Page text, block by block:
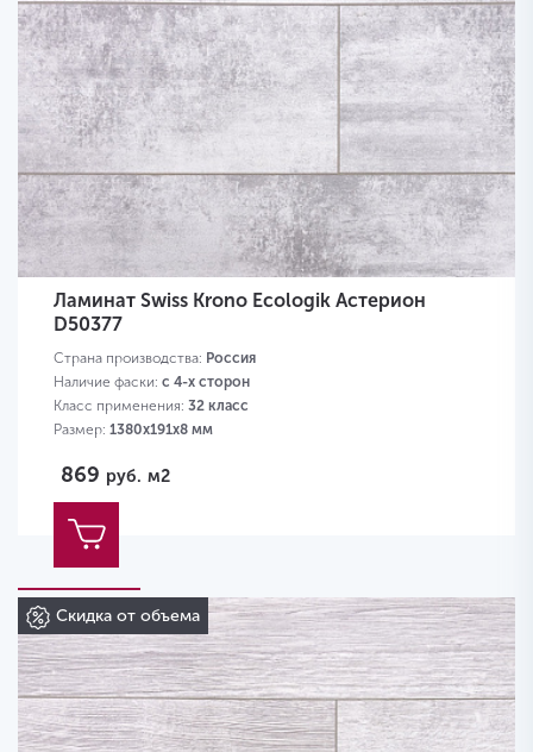
Ламинат Swiss Krono Ecologik Астерион
D50377
Страна производства: Россия
Наличие фаски: с 4-х сторон
Класс применения: 32 класс
Размер: 1380х191х8 мм
869 руб. м2
Скидка от объема